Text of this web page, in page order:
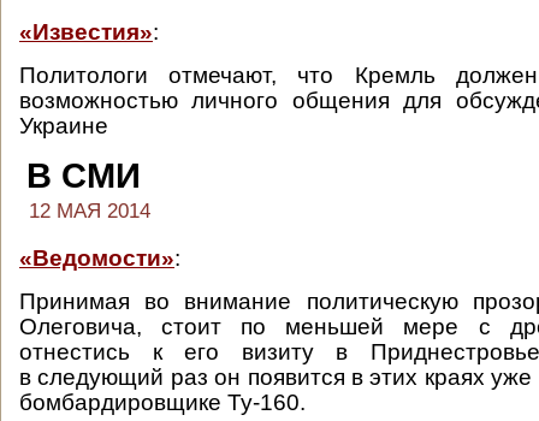
«Известия»:
Политологи отмечают, что Кремль должен
возможностью личного общения для
Украине
В СМИ
12 МАЯ 2014
«Ведомости»:
Принимая во внимание политическую
Олеговича, стоит по меньшей мере с
отнестись к его визиту в
в следующий раз он появится в этих краях уже
бомбардировщике Ту-160.